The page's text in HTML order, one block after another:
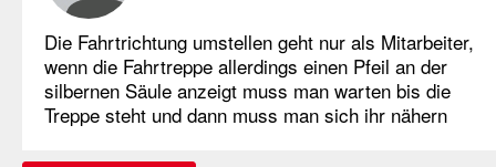
Die Fahrtrichtung umstellen geht nur als Mitarbeiter,
wenn die Fahrtreppe allerdings einen Pfeil an der
silbernen Säule anzeigt muss man warten bis die
Treppe steht und dann muss man sich ihr nähern